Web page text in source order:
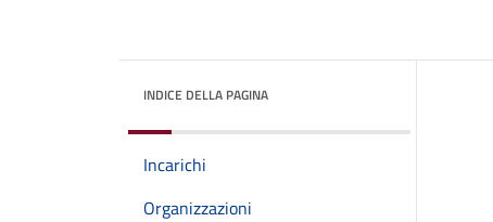
INDICE DELLA PAGINA
Incarichi
Organizzazioni